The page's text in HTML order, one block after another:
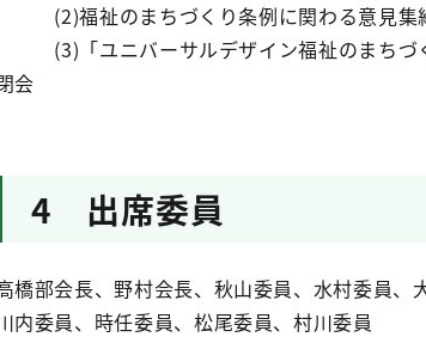
(2)福祉のまちづくり条例に関わる意見集
(3)「ユニバーサルデザイン福祉のまちづ
会
4 出席委員
橋部会長、野村会長、秋山委員、水村委員、
内委員、時任委員、松尾委員、村川委員